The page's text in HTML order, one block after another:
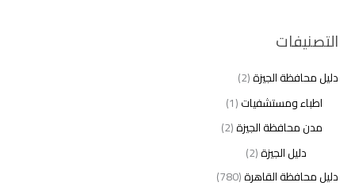
التصنيفات
دليل محافظة الجيزة(2)
اطباء ومستشفيات(1)
مدن محافظة الجيزة(2)
دليل الجيزة(2)
دليل محافظة القاهرة(780)